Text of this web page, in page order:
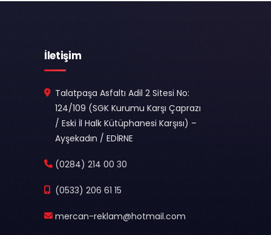
İletişim
Talatpaşa Asfaltı Adil 2 Sitesi No:
124/109 (SGK Kurumu Karşı Çaprazı
/ Eski İl Halk Kütüphanesi Karşısı) –
Ayşekadın / EDİRNE
(0284) 214 00 30
(0533) 206 61 15
mercan-reklam@hotmail.com